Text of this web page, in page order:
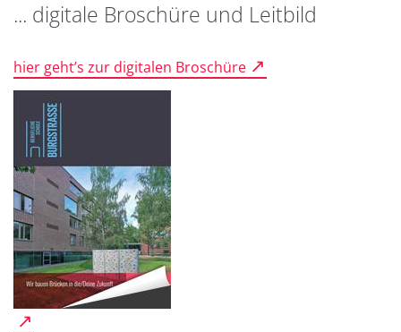
Das sind wir …
... digitale Broschüre und Leitbild
hier geht’s zur digitalen Broschüre